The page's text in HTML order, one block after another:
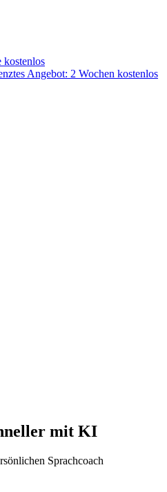
kostenlos
Angebot: 2 Wochen kostenlos
mit KI
Sprachcoach